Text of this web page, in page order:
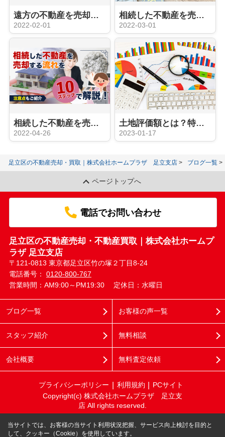
遠方の不動産を売却する際に知っておきたい方法や注意点とは？
2022-02-01
相続した不動産を売却する流れとは？遺産分割協議についても解説
2022-03-01
相続した不動産を売却する流れを10ステップで解説！注意点もご紹介
2022-04-26
土地評価額とは？特徴と調べ方についてご紹介
2023-01-17
足立区の不動産売却・買取｜株式会社ホームプラザ 足立支店 ブログ一覧
ページトップへ
電話でお問い合わせ
足立区の不動産売却・不動産買取｜株式会社ホームプ
ラザ 足立支店
〒121-0813 東京都足立区竹の塚２丁目8-24
電話番号： 0120-800-767
営業時間：AM9:00～PM19:30
定休日：水曜日
ブログ一覧
スタッフ紹介
会社概要
お客様の声一覧
無料相談
無料査定依頼
プライバシーポリシー 利用規約
PCサイト
Copyright(c) 株式会社ホームプラザ 足立支
店 All rights reserved.
当サイトでは、お客様の当サイト利用状況把握、サービス向上検討を目的と
して、クッキー（Cookie）を使用しています。